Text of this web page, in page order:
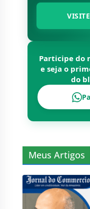
Participe do
e seja o
do
Meus Artigos